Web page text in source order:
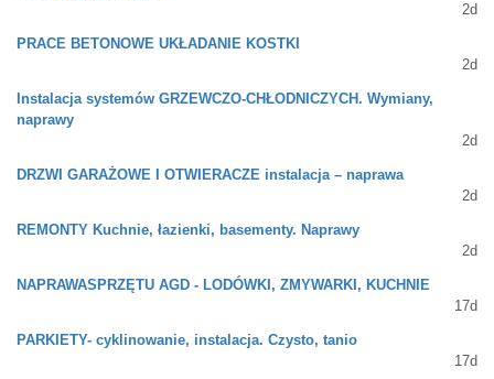
2d
PRACE BETONOWE UKŁADANIE KOSTKI
2d
Instalacja systemów GRZEWCZO-CHŁODNICZYCH. Wymiany,
naprawy
2d
DRZWI GARAŻOWE I OTWIERACZE instalacja – naprawa
2d
REMONTY Kuchnie, łazienki, basementy. Naprawy
2d
NAPRAWASPRZĘTU AGD - LODÓWKI, ZMYWARKI, KUCHNIE
17d
PARKIETY- cyklinowanie, instalacja. Czysto, tanio
17d